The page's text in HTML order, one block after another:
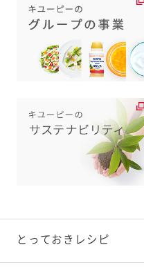
とっておきレシピ